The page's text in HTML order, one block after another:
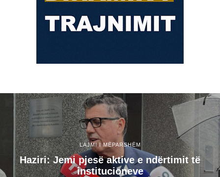
LAJMI I MËPARSHËM
Haziri: Jemi pjesë aktive e ndërtimit të
institucioneve